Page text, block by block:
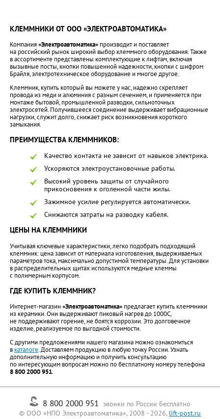
КЛЕММНИКИ ОТ ООО «ЭЛЕКТРОАВТОМАТИКА»
Компания«Электроавтоматика» производит и поставляет
на российский рынок широкий выбор клеммного оборудования. Также
в ассортименте представлены комплектующие к лифтам, включая
вызывные посты, кнопки повышенной надежности, кнопки с шифром
Брайля, электротехническое оборудование и многое другое.
Клеммник, купить который вы можете у нас, надежно скрепляет
провода из меди и алюминия с разным сечением, и применяется при
монтаже бытовой, промышленной разводки, сильноточных
электросетей. Получившееся соединение выдерживает вибрационные
нагрузки, служит долго, снижает риск возникновения короткого
замыкания.
ПРЕИМУЩЕСТВА КЛЕММНИКОВ:
Качество контакта не зависит от навыков электрика.
Ускоряются электроустановочные работы.
Высокий уровень защиты от случайного
прикосновения к оголенной части жилы.
Зажимное усилие регулируется автоматически.
Снижаются затраты на разводку кабеля.
ЦЕНЫ НА КЛЕММНИКИ
Учитывая ключевые характеристики, легко подобрать подходящий
клеммник: цена зависит от материала изготовления, выдерживаемых
параметров тока, максимально допустимой температуры. Для установки
в распределительных щитах используются медные клеммы
с полимерным корпусом.
ГДЕ КУПИТЬ КЛЕММНИК?
Интернет-магазин «Электроавтоматика» предлагает купить клеммники
из керамики. Они выдерживают пиковый нагрев до 1000С,
не поддерживают горение, не боятся коррозии. Это долговечное
изделие, реализуемое по выгодной стоимости.
С другими предложениями нашего магазина можно ознакомиться
в каталоге. Доставляем продукцию в любую точку России. Узнать
дополнительную информацию и получить консультацию
по интересующим вопросам можно по бесплатному номеру телефона
8 800 2000 951.
8 800 2000 951 звонки по России бесплатно
© ООО «НПО Электроавтоматика», 2008 - 2026, lift-post.ru